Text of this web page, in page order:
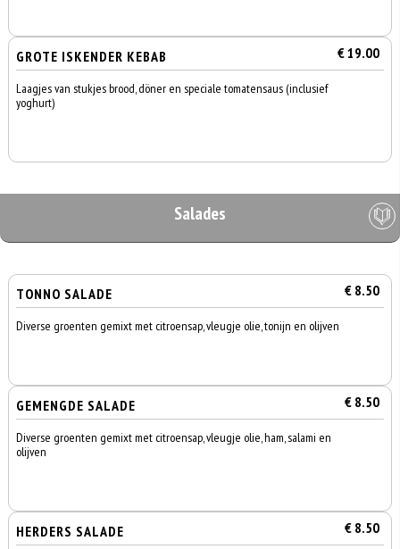
GROTE ISKENDER KEBAB € 19.00
Laagjes van stukjes brood, döner en speciale tomatensaus (inclusief
yoghurt)
Salades
TONNO SALADE € 8.50
Diverse groenten gemixt met citroensap, vleugje olie, tonijn en olijven
GEMENGDE SALADE € 8.50
Diverse groenten gemixt met citroensap, vleugje olie, ham, salami en
olijven
HERDERS SALADE € 8.50